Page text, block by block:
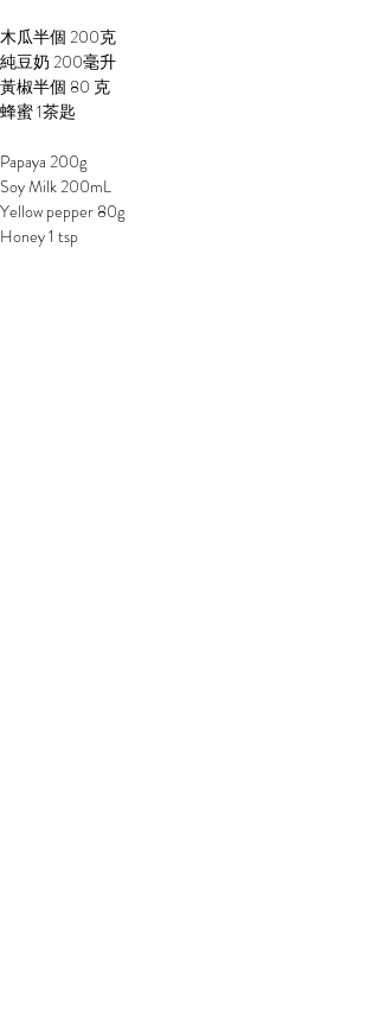
木瓜半個 200克
純豆奶 200毫升
黃椒半個 80 克
蜂蜜 1茶匙
Papaya 200g
Soy Milk 200mL
Yellow pepper 80g
Honey 1 tsp